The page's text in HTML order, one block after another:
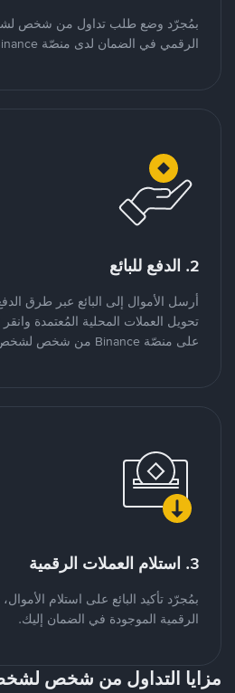
بمُجرّد وضع طلب تداول من شخص
الرقمي في الضمان لدى منصّة Binance من شخص لشخص.
2. الدفع للبائع
أرسل الأموال إلى البائع عبر طرق
تحويل العملات المحلية المُعتمدة
على منصّة Binance من شخص لشخص.
3. استلام العملات الرقمية
بمُجرّد تأكيد البائع على استلام
الرقمية الموجودة في الضمان إليك.
مزايا التداول من شخص